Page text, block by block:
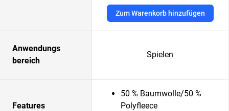
Zum Warenkorb hinzufügen
Anwendungs
bereich
Spielen
Features
50 % Baumwolle/50 %
Polyfleece